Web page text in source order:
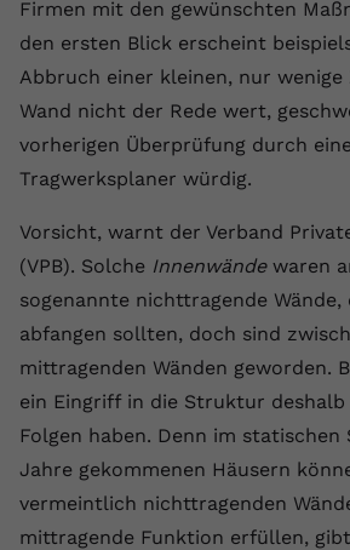
Firmen mit den gewünschten
den ersten Blick erscheint
Abbruch einer kleinen, nur
Wand nicht der Rede wert,
vorherigen Überprüfung durch
Tragwerksplaner würdig.
Vorsicht, warnt der Verband
(VPB). Solche Innenwändewaren
sogenannte nichttragende Wände,
abfangen sollten, doch sind
mittragenden Wänden geworden.
ein Eingriff in die Struktur deshalb
Folgen haben. Denn im statischen
Jahre gekommenen Häusern
vermeintlich nichttragenden
mittragende Funktion erfüllen,
Laufzeit 1 Jahr
Zweck
Dieser Wert
Einstellungen. Unter
zufällig generierte
historische
Webseiten-Betreiber
Name fe_typo_user
Anbieter VPB.de
Laufzeit Session
Zweck
Dieses Cookie wird
Speicherung von
Zweck
wiederzuerkennen
Informationen zur
Website zu erfassen.
Name _gcl au
Laufzeit 90 Tage
Conversion-Tracking
Website zuzuordnen.
Cookie-Informationen
Externe Inhalte
Wir verwenden auf unserer Website
Name vuid
Anbieter vimeo.com
Zweck
Vimeo installiert
Tracking-
indem es eine
Einbetten von
setzt.
CONSENT
Cookie-Informationen